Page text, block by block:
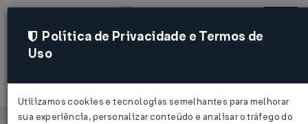
Acessar
Política de Privacidade e Termos de
Uso
Utilizamos cookies e tecnologias semelhantes para melhorar
sua experiência, personalizar conteúdo e analisar o tráfego do